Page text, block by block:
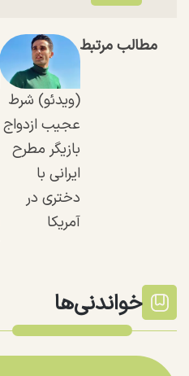
مطالب مرتبط
(ویدئو) شرط
عجیب ازدواج
بازیگر مطرح
ایرانی با
دختری در
آمریکا
خواندنی‌ها